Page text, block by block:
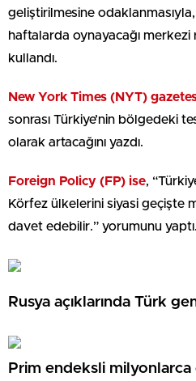
geliştirilmesine
haftalarda oynayacağı merkezi
kullandı.
New York Times (NYT)
sonrası Türkiye’nin bölgedeki
olarak artacağını yazdı.
Foreign Policy (FP) ise,
Körfez ülkelerini siyasi geçişte
davet edebilir.” yorumunu yaptı.
Rusya açıklarında Türk
Prim endeksli milyonlarca